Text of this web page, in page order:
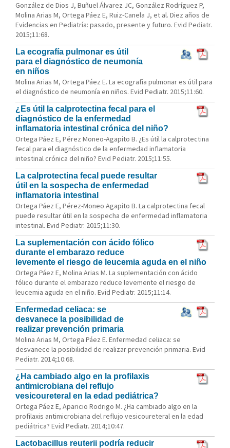
González de Dios J, Buñuel Álvarez JC, González Rodríguez P,
Molina Arias M, Ortega Páez E, Ruiz-Canela J, et al. Diez años de
Evidencias en Pediatría: pasado, presente y futuro. Evid Pediatr.
2015;11:68.
La ecografía pulmonar es útil
para el diagnóstico de neumonía
en niños
Molina Arias M, Ortega Páez E. La ecografía pulmonar es útil para
el diagnóstico de neumonía en niños. Evid Pediatr. 2015;11:60.
¿Es útil la calprotectina fecal para el
diagnóstico de la enfermedad
inflamatoria intestinal crónica del niño?
Ortega Páez E, Pérez Moneo-Agapito B. ¿Es útil la calprotectina
fecal para el diagnóstico de la enfermedad inflamatoria
intestinal crónica del niño? Evid Pediatr. 2015;11:55.
La calprotectina fecal puede resultar
útil en la sospecha de enfermedad
inflamatoria intestinal
Ortega Páez E, Pérez-Moneo Agapito B. La calprotectina fecal
puede resultar útil en la sospecha de enfermedad inflamatoria
intestinal. Evid Pediatr. 2015;11:30.
La suplementación con ácido fólico
durante el embarazo reduce
levemente el riesgo de leucemia aguda en el niño
Ortega Páez E, Molina Arias M. La suplementación con ácido
fólico durante el embarazo reduce levemente el riesgo de
leucemia aguda en el niño. Evid Pediatr. 2015;11:14.
Enfermedad celiaca: se
desvanece la posibilidad de
realizar prevención primaria
Molina Arias M, Ortega Páez E. Enfermedad celiaca: se
desvanece la posibilidad de realizar prevención primaria. Evid
Pediatr. 2014;10:68.
¿Ha cambiado algo en la profilaxis
antimicrobiana del reflujo
vesicoureteral en la edad pediátrica?
Ortega Páez E, Aparicio Rodrigo M. ¿Ha cambiado algo en la
profilaxis antimicrobiana del reflujo vesicoureteral en la edad
pediátrica? Evid Pediatr. 2014;10:47.
Lactobacillus reuterii podría reducir